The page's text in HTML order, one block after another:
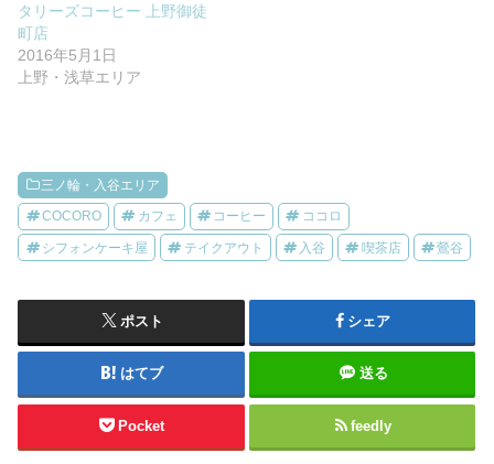
タリーズコーヒー 上野御徒
町店
2016年5月1日
上野・浅草エリア
三ノ輪・入谷エリア
COCORO カフェ コーヒー ココロ
シフォンケーキ屋 テイクアウト 入谷 喫茶店 鶯谷
ポスト シェア
はてブ 送る
Pocket feedly